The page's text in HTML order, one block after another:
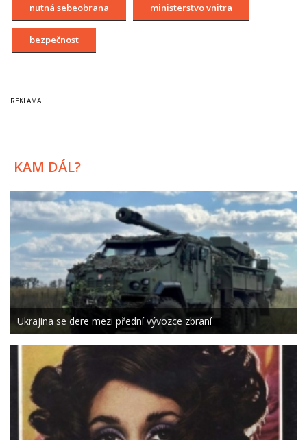
nutná sebeobrana ministerstvo vnitra
bezpečnost
KAM DÁL?
Ukrajina se dere mezi přední vývozce zbraní